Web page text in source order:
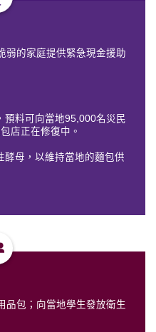
弱的家庭提供緊急現金援助
預料可向當地95,000名災民
店正在修復中。
酵母，以維持當地的麵包供
品包；向當地學生發放衛生